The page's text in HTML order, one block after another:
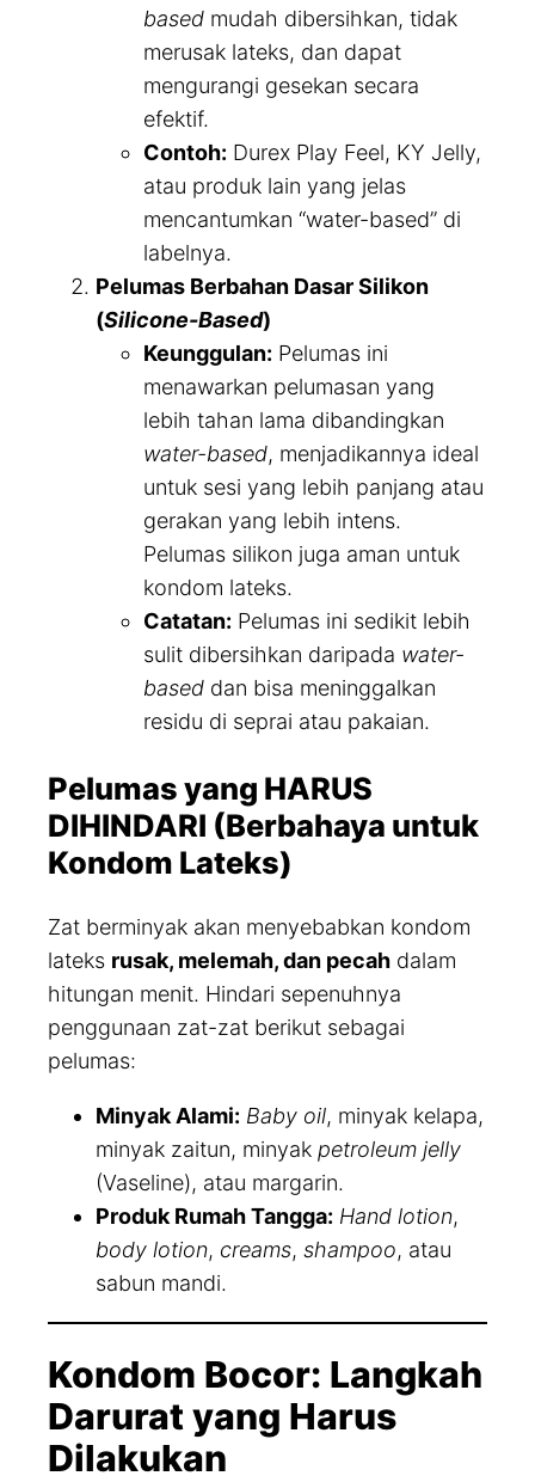
based mudah dibersihkan, tidak
merusak lateks, dan dapat
mengurangi gesekan secara
efektif.
Contoh: Durex Play Feel, KY Jelly,
atau produk lain yang jelas
mencantumkan “water-based” di
labelnya.
Pelumas Berbahan Dasar Silikon
(Silicone-Based)
Keunggulan: Pelumas ini
menawarkan pelumasan yang
lebih tahan lama dibandingkan
water-based, menjadikannya ideal
untuk sesi yang lebih panjang atau
gerakan yang lebih intens.
Pelumas silikon juga aman untuk
kondom lateks.
Catatan: Pelumas ini sedikit lebih
sulit dibersihkan daripada water-
based dan bisa meninggalkan
residu di seprai atau pakaian.
Pelumas yang HARUS
DIHINDARI (Berbahaya untuk
Kondom Lateks)
Zat berminyak akan menyebabkan kondom
lateks rusak, melemah, dan pecah dalam
hitungan menit. Hindari sepenuhnya
penggunaan zat-zat berikut sebagai
pelumas:
Minyak Alami: Baby oil, minyak kelapa,
minyak zaitun, minyak petroleum jelly
(Vaseline), atau margarin.
Produk Rumah Tangga: Hand lotion,
body lotion, creams, shampoo, atau
sabun mandi.
Kondom Bocor: Langkah
Darurat yang Harus
Dilakukan